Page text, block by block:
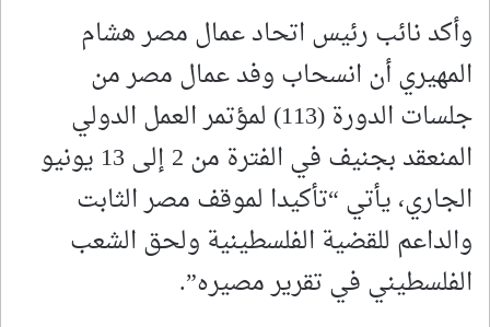
وأكد نائب رئيس اتحاد عمال مصر هشام
المهيري أن انسحاب وفد عمال مصر من
جلسات الدورة (113) لمؤتمر العمل الدولي
المنعقد بجنيف في الفترة من 2 إلى 13 يونيو
الجاري، يأتي “تأكيدا لموقف مصر الثابت
والداعم للقضية الفلسطينية ولحق الشعب
الفلسطيني في تقرير مصيره”.